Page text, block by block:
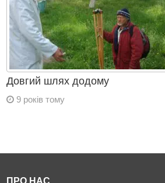
Довгий шлях додому
9 років тому
ПРО НАС